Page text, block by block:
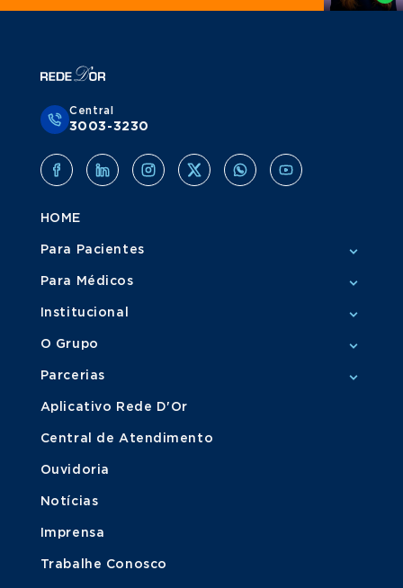
Central
3003-3230
HOME
Para Pacientes
Para Médicos
Institucional
O Grupo
Parcerias
Aplicativo Rede D'Or
Central de Atendimento
Ouvidoria
Notícias
Imprensa
Trabalhe Conosco